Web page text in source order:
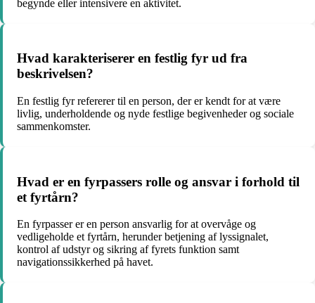
begynde eller intensivere en aktivitet.
Hvad karakteriserer en festlig fyr ud fra
beskrivelsen?
En festlig fyr refererer til en person, der er kendt for at være
livlig, underholdende og nyde festlige begivenheder og sociale
sammenkomster.
Hvad er en fyrpassers rolle og ansvar i forhold til
et fyrtårn?
En fyrpasser er en person ansvarlig for at overvåge og
vedligeholde et fyrtårn, herunder betjening af lyssignalet,
kontrol af udstyr og sikring af fyrets funktion samt
navigationssikkerhed på havet.